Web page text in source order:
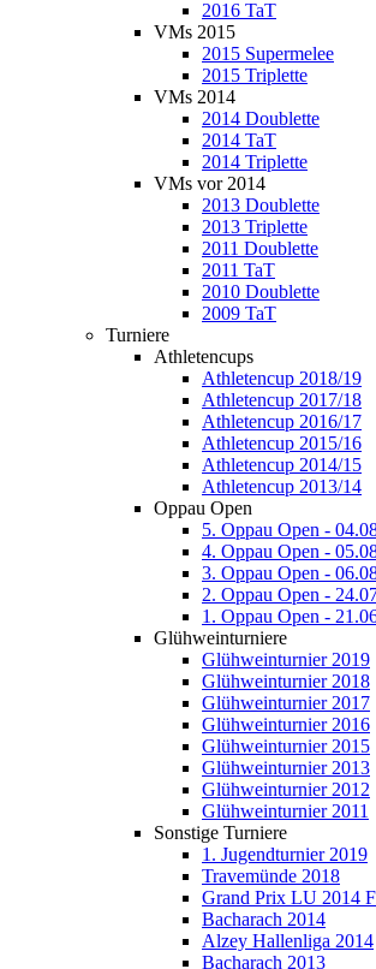
2016 TaT
VMs 2015
2015 Supermelee
2015 Triplette
VMs 2014
2014 Doublette
2014 TaT
2014 Triplette
VMs vor 2014
2013 Doublette
2013 Triplette
2011 Doublette
2011 TaT
2010 Doublette
2009 TaT
Turniere
Athletencups
Athletencup 2018/19
Athletencup 2017/18
Athletencup 2016/17
Athletencup 2015/16
Athletencup 2014/15
Athletencup 2013/14
Oppau Open
5. Oppau Open -
4. Oppau Open -
3. Oppau Open -
2. Oppau Open -
1. Oppau Open -
Glühweinturniere
Glühweinturnier 2019
Glühweinturnier 2018
Glühweinturnier 2017
Glühweinturnier 2016
Glühweinturnier 2015
Glühweinturnier 2013
Glühweinturnier 2012
Glühweinturnier 2011
Sonstige Turniere
1. Jugendturnier 2019
Travemünde 2018
Grand Prix LU 2014
Bacharach 2014
Alzey Hallenliga 2014
Bacharach 2013